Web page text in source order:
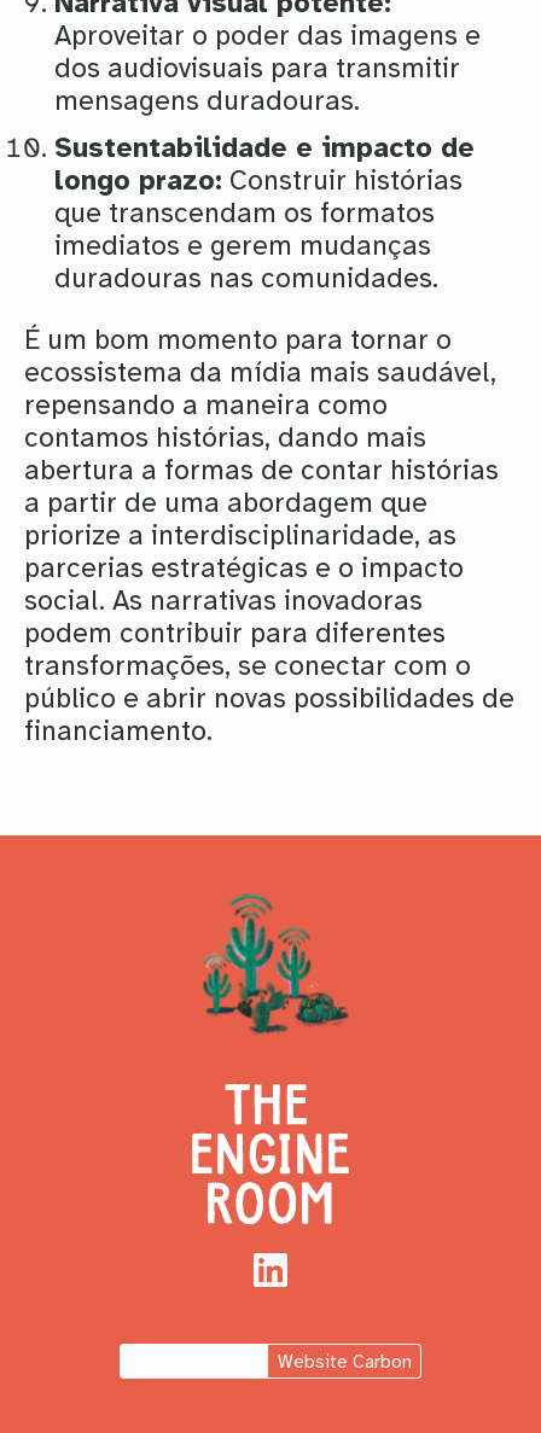
Aproveitar o poder das imagens e
dos audiovisuais para transmitir
mensagens duradouras.
Sustentabilidade e impacto de
longo prazo: Construir histórias
que transcendam os formatos
imediatos e gerem mudanças
duradouras nas comunidades.
É um bom momento para tornar o
ecossistema da mídia mais saudável,
repensando a maneira como
contamos histórias, dando mais
abertura a formas de contar histórias
a partir de uma abordagem que
priorize a interdisciplinaridade, as
parcerias estratégicas e o impacto
social. As narrativas inovadoras
podem contribuir para diferentes
transformações, se conectar com o
público e abrir novas possibilidades de
financiamento.
LinkedIn
Website Carbon